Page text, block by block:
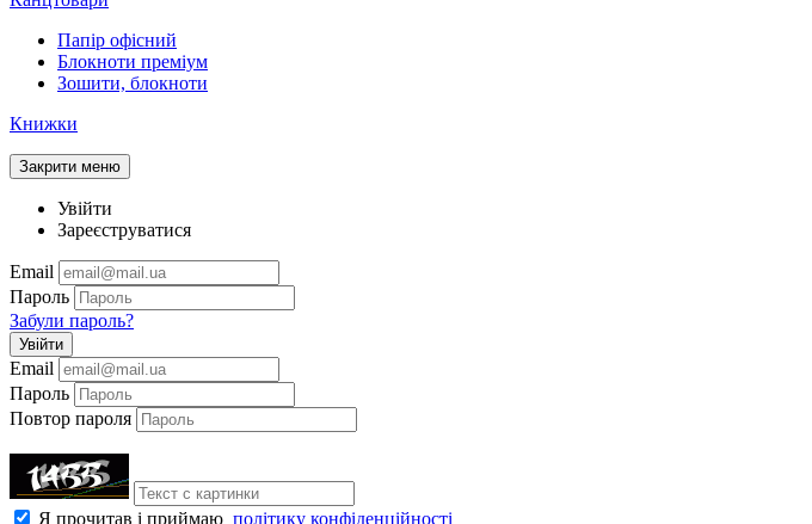
Папір офісний
Блокноти преміум
Зошити, блокноти
Книжки
Закрити меню
Увійти
Зареєструватися
Email
Пароль
Забули пароль?
Увійти
Email
Пароль
Повтор пароля
Я прочитав і приймаю політику конфіденційності